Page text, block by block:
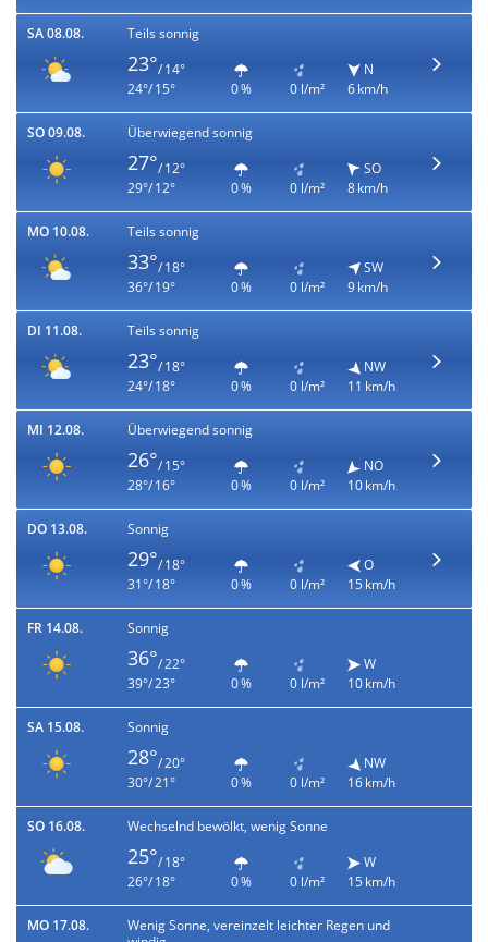
SA 08.08. Teils sonnig
23°/ 14°
24°/ 15°
0 % 0 l/m²
N
6 km/h
SO 09.08. Überwiegend sonnig
27°/ 12°
29°/ 12°
0 % 0 l/m²
SO
8 km/h
MO 10.08. Teils sonnig
33°/ 18°
36°/ 19°
0 % 0 l/m²
SW
9 km/h
DI 11.08. Teils sonnig
23°/ 18°
24°/ 18°
0 % 0 l/m²
NW
11 km/h
MI 12.08. Überwiegend sonnig
26°/ 15°
28°/ 16°
0 % 0 l/m²
NO
10 km/h
DO 13.08. Sonnig
29°/ 18°
31°/ 18°
0 % 0 l/m²
O
15 km/h
FR 14.08. Sonnig
36°/ 22°
39°/ 23°
0 % 0 l/m²
W
10 km/h
SA 15.08. Sonnig
28°/ 20°
30°/ 21°
0 % 0 l/m²
NW
16 km/h
SO 16.08. Wechselnd bewölkt, wenig Sonne
25°/ 18°
26°/ 18°
0 % 0 l/m²
W
15 km/h
MO 17.08.
Wenig Sonne, vereinzelt leichter Regen und